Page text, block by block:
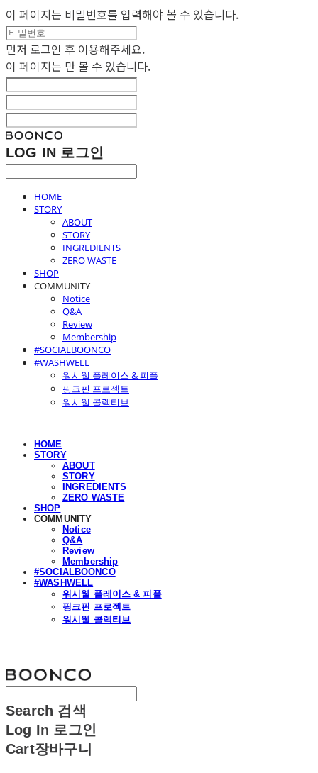
이 페이지는 비밀번호를 입력해야 볼 수 있습니다.
먼저 로그인 후 이용해주세요.
이 페이지는 만 볼 수 있습니다.
LOG IN 로그인
HOME
STORY
ABOUT
STORY
INGREDIENTS
ZERO WASTE
SHOP
COMMUNITY
Notice
Q&A
Review
Membership
#SOCIALBOONCO
#WASHWELL
워시웰 플레이스 & 피플
핑크핀 프로젝트
워시웰 콜렉티브
HOME
STORY
ABOUT
STORY
INGREDIENTS
ZERO WASTE
SHOP
COMMUNITY
Notice
Q&A
Review
Membership
#SOCIALBOONCO
#WASHWELL
워시웰 플레이스 & 피플
핑크핀 프로젝트
워시웰 콜렉티브
Search 검색
Log In 로그인
Cart장바구니